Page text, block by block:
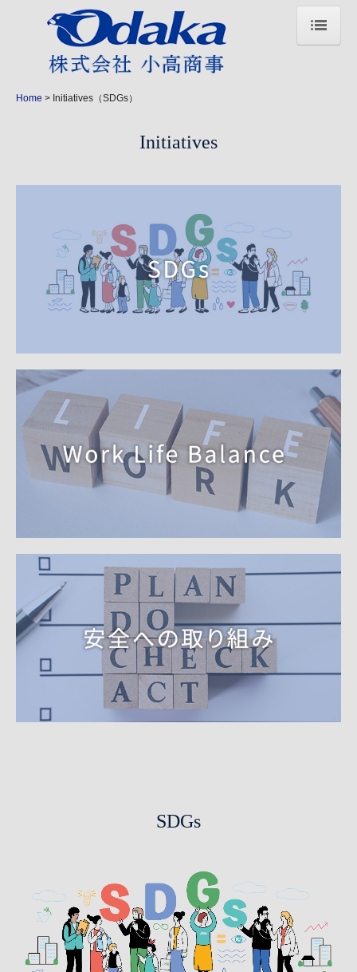
Home
About us
車輌一覧
請負業
Fuel Division
キーパーコーティング・洗車
車検（整備関連）
ニコニコレンタカー
Initiatives（SDGs）
Recruit
Contact
プライバシーポリシー
Home Initiatives（SDGs）
Initiatives
SDGs